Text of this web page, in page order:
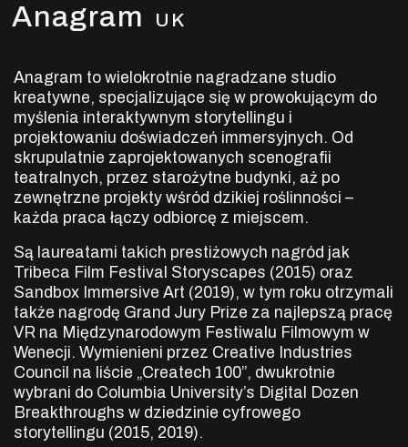
Anagram UK
Anagram to wielokrotnie nagradzane studio
kreatywne, specjalizujące się w prowokującym do
myślenia interaktywnym storytellingu i
projektowaniu doświadczeń immersyjnych. Od
skrupulatnie zaprojektowanych scenografii
teatralnych, przez starożytne budynki, aż po
zewnętrzne projekty wśród dzikiej roślinności –
każda praca łączy odbiorcę z miejscem.
Są laureatami takich prestiżowych nagród jak
Tribeca Film Festival Storyscapes (2015) oraz
Sandbox Immersive Art (2019), w tym roku otrzymali
także nagrodę Grand Jury Prize za najlepszą pracę
VR na Międzynarodowym Festiwalu Filmowym w
Wenecji. Wymienieni przez Creative Industries
Council na liście „Createch 100”, dwukrotnie
wybrani do Columbia University’s Digital Dozen
Breakthroughs w dziedzinie cyfrowego
storytellingu (2015, 2019).